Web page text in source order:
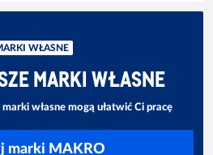
WŁASNE
MARKI WŁASNE
własne mogą ułatwić Ci pracę
marki MAKRO